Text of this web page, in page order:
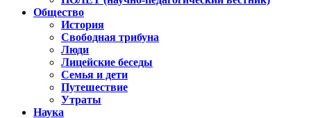
Общество
История
Свободная трибуна
Люди
Лицейские беседы
Семья и дети
Путешествие
Утраты
Наука